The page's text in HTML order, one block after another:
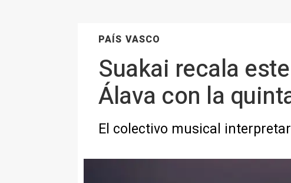
PAÍS VASCO
Suakai recala
Álava con la
El colectivo musical